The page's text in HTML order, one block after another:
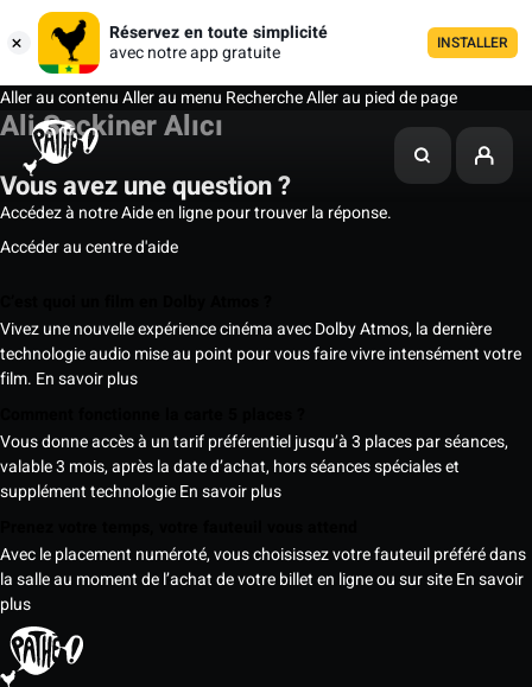
Réservez en toute simplicité
avec notre app gratuite
INSTALLER
Aller au contenuAller au menu RechercheAller au pied de page
Ali Seçkiner Alıcı
Vous avez une question ?
Accédez à notre Aide en ligne pour trouver la réponse.
Accéder au centre d'aide
Vivez une nouvelle expérience cinéma avec Dolby Atmos, la dernière
technologie audio mise au point pour vous faire vivre intensément votre
film. En savoir plus
Vous donne accès à un tarif préférentiel jusqu’à 3 places par séances,
valable 3 mois, après la date d’achat, hors séances spéciales et
supplément technologieEn savoir plus
Avec le placement numéroté, vous choisissez votre fauteuil préféré dans
la salle au moment de l’achat de votre billet en ligne ou sur siteEn savoir
plus